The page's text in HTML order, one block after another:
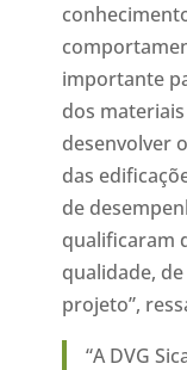
importante
dos
desenvolver
das
de
qualificaram
qualidade,
projeto”,
“A DVG